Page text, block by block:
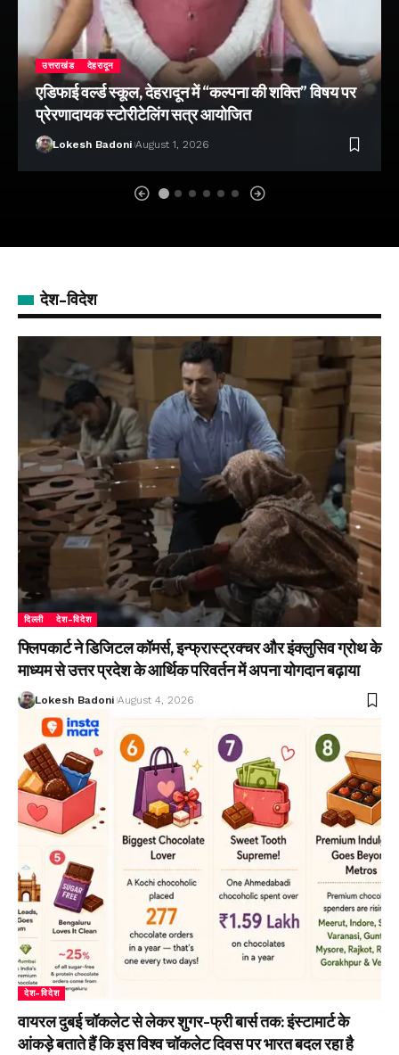
उत्तराखंड देहरादून
एडिफाई वर्ल्ड स्कूल, देहरादून में “कल्पना की शक्ति” विषय पर
प्रेरणादायक स्टोरीटेलिंग सत्र आयोजित
Lokesh Badoni August 1, 2026
देश-विदेश
दिल्ली देश-विदेश
फ्लिपकार्ट ने डिजिटल कॉमर्स, इन्फ्रास्ट्रक्चर और इंक्लुसिव ग्रोथ के
माध्यम से उत्तर प्रदेश के आर्थिक परिवर्तन में अपना योगदान बढ़ाया
Lokesh Badoni August 4, 2026
देश-विदेश
वायरल दुबई चॉकलेट से लेकर शुगर-फ्री बार्स तक: इंस्टामार्ट के
आंकड़े बताते हैं कि इस विश्व चॉकलेट दिवस पर भारत बदल रहा है